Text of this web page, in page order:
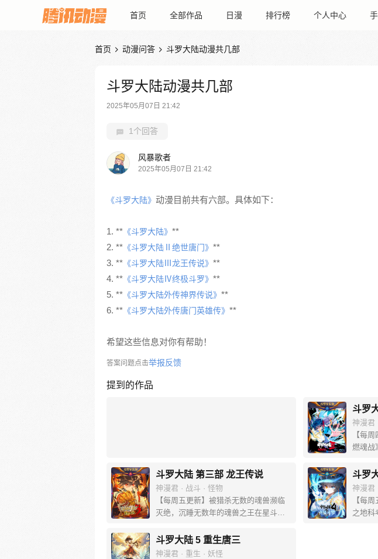
首页 全部作品 日漫 排行榜 个人中心
首页  动漫问答  斗罗大陆动漫共几部
斗罗大陆动漫共几部
2025年05月07日 21:42
1个回答
风暴歌者
2025年05月07日 21:42
《斗罗大陆》 动漫目前共有六部。具体如下：
1. ** 《斗罗大陆》 **
2. ** 《斗罗大陆Ⅱ绝世唐门》 **
3. ** 《斗罗大陆Ⅲ龙王传说》 **
4. ** 《斗罗大陆Ⅳ终极斗罗》 **
5. ** 《斗罗大陆外传神界传说》 **
6. ** 《斗罗大陆外传唐门英雄传》 **
希望这些信息对你有帮助！
答案问题点击举报反馈
提到的作品
斗罗
神漫君
【每
燃魂战
创立万
微，一
神奇
雄风
斗罗大陆 第三部 龙王传说
神漫君 · 战斗 · 怪物
【每周五更新】被猎杀无数的魂兽濒临
灭绝，沉睡无数年的魂兽之王在星斗大
布。当“废武魂”遇上执着而顽强的少年唐
舞麟，万众瞩目的武魂传奇将再次被书
斗罗
神漫君
【每
之地科
斗罗大陆 5 重生唐三
神漫君 · 重生 · 妖怪